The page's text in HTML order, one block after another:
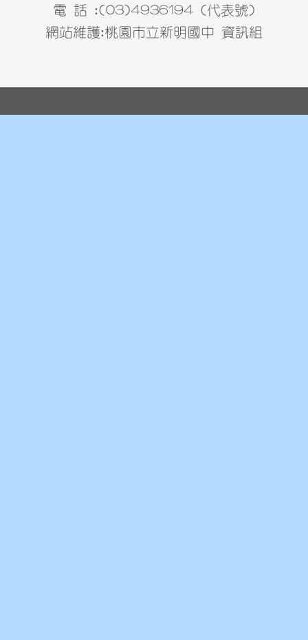
電 話 :(03)4936194 (代表號)
網站維護:桃園市立新明國中 資訊組